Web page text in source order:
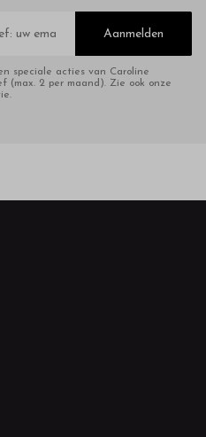
Aanmelden
speciale acties van Caroline
(max. 2 per maand). Zie ook onze